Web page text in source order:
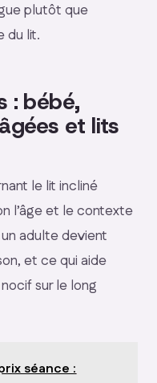
plutôt que
du lit.
: bébé,
et lits
le lit incliné
l’âge et le contexte
adulte devient
et ce qui aide
sur le long
séance :